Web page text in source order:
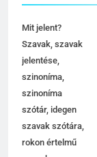
Mit jelent?
Szavak, szavak
jelentése,
szinoníma,
szinoníma
szótár, idegen
szavak szótára,
rokon értelmű